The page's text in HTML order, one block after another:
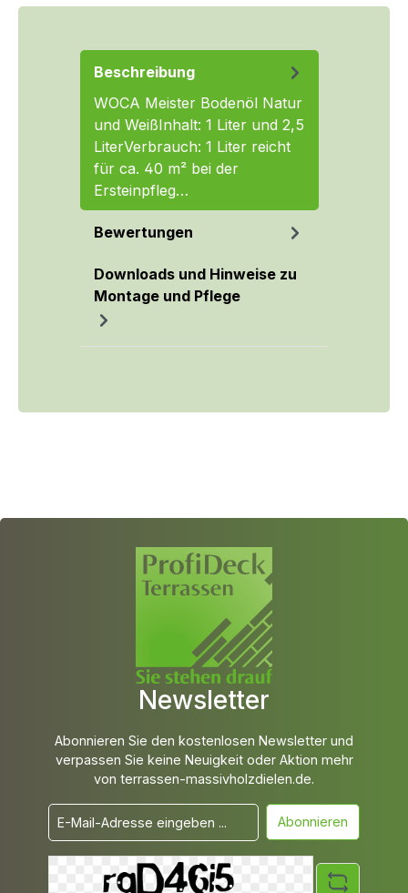
Beschreibung
WOCA Meister Bodenöl Natur
und WeißInhalt: 1 Liter und 2,5
LiterVerbrauch: 1 Liter reicht
für ca. 40 m² bei der
Ersteinpfleg…
Bewertungen
Downloads und Hinweise zu
Montage und Pflege
Newsletter
Abonnieren Sie den kostenlosen Newsletter und
verpassen Sie keine Neuigkeit oder Aktion mehr
von terrassen-massivholzdielen.de.
Abonnieren